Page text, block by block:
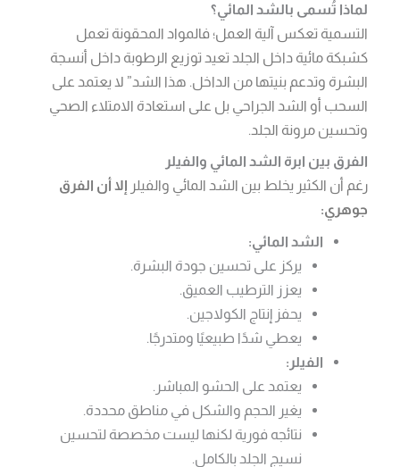
لماذا تُسمى بالشد المائي؟
التسمية تعكس آلية العمل؛ فالمواد المحقونة تعمل
كشبكة مائية داخل الجلد تعيد توزيع الرطوبة داخل أنسجة
البشرة وتدعم بنيتها من الداخل. هذا الشد” لا يعتمد على
السحب أو الشد الجراحي بل على استعادة الامتلاء الصحي
وتحسين مرونة الجلد.
الفرق بين ابرة الشد المائي والفيلر
رغم أن الكثير يخلط بين الشد المائي والفيلر إلا أن الفرق
جوهري:
الشد المائي:
يركز على تحسين جودة البشرة.
يعزز الترطيب العميق.
يحفز إنتاج الكولاجين.
يعطي شدًا طبيعيًا ومتدرجًا.
الفيلر:
يعتمد على الحشو المباشر.
يغير الحجم والشكل في مناطق محددة.
نتائجه فورية لكنها ليست مخصصة لتحسين
نسيج الجلد بالكامل.